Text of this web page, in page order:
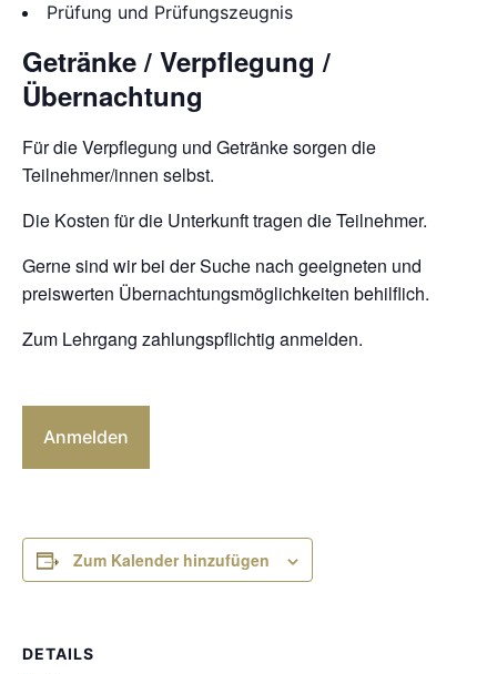
Prüfung und Prüfungszeugnis
Getränke / Verpflegung /
Übernachtung
Für die Verpflegung und Getränke sorgen die
Teilnehmer/innen selbst.
Die Kosten für die Unterkunft tragen die Teilnehmer.
Gerne sind wir bei der Suche nach geeigneten und
preiswerten Übernachtungsmöglichkeiten behilflich.
Zum Lehrgang zahlungspflichtig anmelden.
Anmelden
Zum Kalender hinzufügen
DETAILS